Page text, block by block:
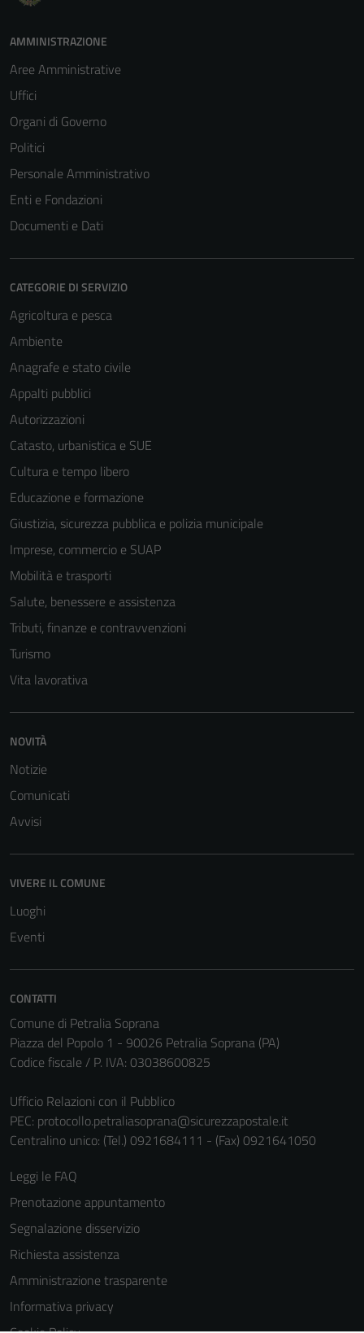
AMMINISTRAZIONE
Aree Amministrative
Uffici
Organi di Governo
Politici
Personale Amministrativo
Enti e Fondazioni
Documenti e Dati
CATEGORIE DI SERVIZIO
Agricoltura e pesca
Ambiente
Anagrafe e stato civile
Appalti pubblici
Autorizzazioni
Catasto, urbanistica e SUE
Cultura e tempo libero
Educazione e formazione
Giustizia, sicurezza pubblica e polizia municipale
Imprese, commercio e SUAP
Mobilità e trasporti
Salute, benessere e assistenza
Tributi, finanze e contravvenzioni
Turismo
Vita lavorativa
NOVITÀ
Notizie
Comunicati
Avvisi
VIVERE IL COMUNE
Luoghi
Eventi
CONTATTI
Comune di Petralia Soprana
Piazza del Popolo 1 - 90026 Petralia Soprana (PA)
Codice fiscale / P. IVA: 03038600825
Ufficio Relazioni con il Pubblico
PEC: protocollo.petraliasoprana@sicurezzapostale.it
Centralino unico: (Tel.) 0921684111 - (Fax) 0921641050
Leggi le FAQ
Prenotazione appuntamento
Segnalazione disservizio
Richiesta assistenza
Amministrazione trasparente
Informativa privacy